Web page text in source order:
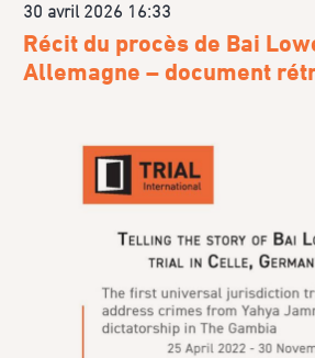
30 avril 2026 16:33
Récit du procès de Bai
Allemagne – document